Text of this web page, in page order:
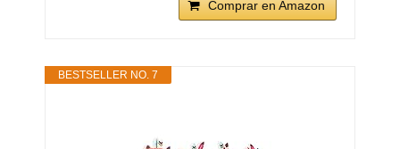
Comprar en Amazon
BESTSELLER NO. 7